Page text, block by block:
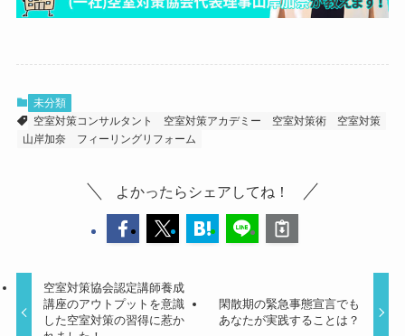
未分類
空室対策コンサルタント
空室対策アカデミー 空室対策術
空室対策
山岸加奈
フィーリングリフォーム
よかったらシェアしてね！
空室対策協会認定講師養成
講座のアウトプットを意識
した空室対策の習得に惹か
閑散期の緊急事態宣言でも
あなたが実践することは？